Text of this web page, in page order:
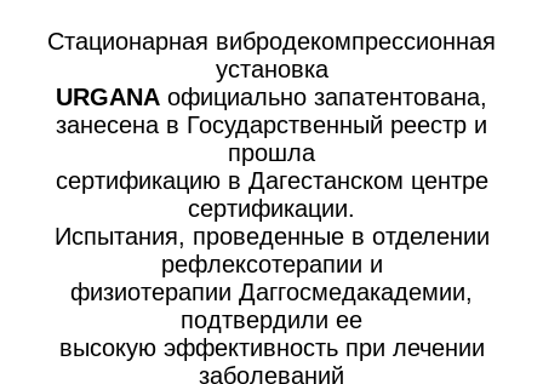
Стационарная вибродекомпрессионная
установка
URGANA официально запатентована,
занесена в Государственный реестр и
прошла
сертификацию в Дагестанском центре
сертификации.
Испытания, проведенные в отделении
рефлексотерапии и
физиотерапии Даггосмедакадемии,
подтвердили ее
высокую эффективность при лечении
заболеваний